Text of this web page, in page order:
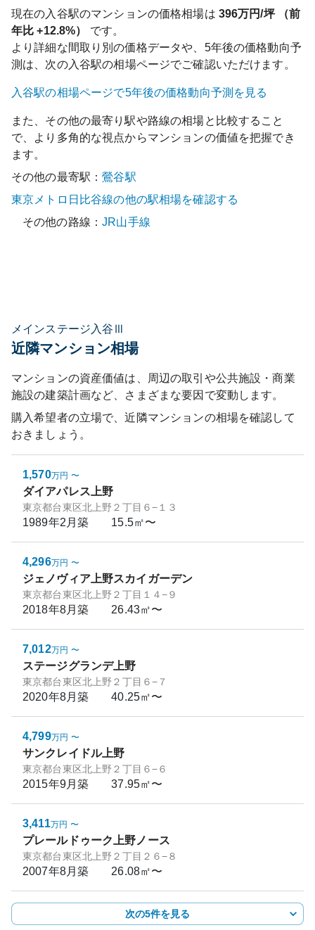
現在の入谷駅のマンションの価格相場は 396万円/坪 （前
年比+12.8%）
です。
より詳細な間取り別の価格データや、5年後の価格動向予
測は、次の入谷駅の相場ページでご確認いただけます。
入谷駅の相場ページで5年後の価格動向予測を見る
また、その他の最寄り駅や路線の相場と比較すること
で、より多角的な視点からマンションの価値を把握でき
ます。
その他の最寄駅：鶯谷駅
東京メトロ日比谷線の他の駅相場を確認する
その他の路線：JR山手線
メインステージ入谷Ⅲ
近隣マンション相場
マンションの資産価値は、周辺の取引や公共施設・商業
施設の建築計画など、さまざまな要因で変動します。
購入希望者の立場で、近隣マンションの相場を確認して
おきましょう。
1,570万円 〜
ダイアパレス上野
東京都台東区北上野２丁目６−１３
1989年2月築 15.5㎡〜
4,296万円 〜
ジェノヴィア上野スカイガーデン
東京都台東区北上野２丁目１４−９
2018年8月築 26.43㎡〜
7,012万円 〜
ステージグランデ上野
東京都台東区北上野２丁目６−７
2020年8月築 40.25㎡〜
4,799万円 〜
サンクレイドル上野
東京都台東区北上野２丁目６−６
2015年9月築 37.95㎡〜
3,411万円 〜
プレールドゥーク上野ノース
東京都台東区北上野２丁目２６−８
2007年8月築 26.08㎡〜
次の5件を見る